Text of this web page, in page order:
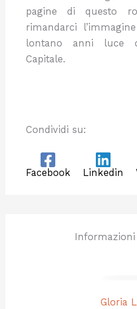
pagine di questo
rimandarci
lontano anni luce
Capitale.
Condividi su:
Facebook Linkedin
Gloria